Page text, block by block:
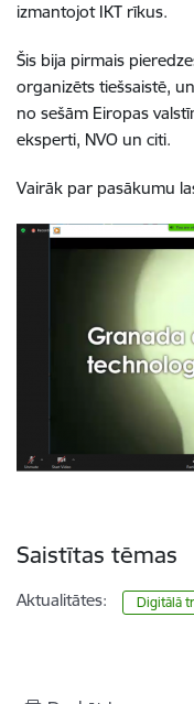
izmantojot IKT rīkus.
Šis bija pirmais
organizēts tiešsaistē,
no sešām Eiropas
eksperti, NVO un citi.
Vairāk par pasākumu
Saistītas tēmas
Aktualitātes: Digitālā